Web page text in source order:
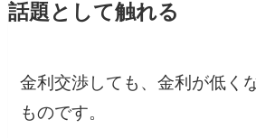
話題として触れる
金利交渉しても、金利が低く
ものです。